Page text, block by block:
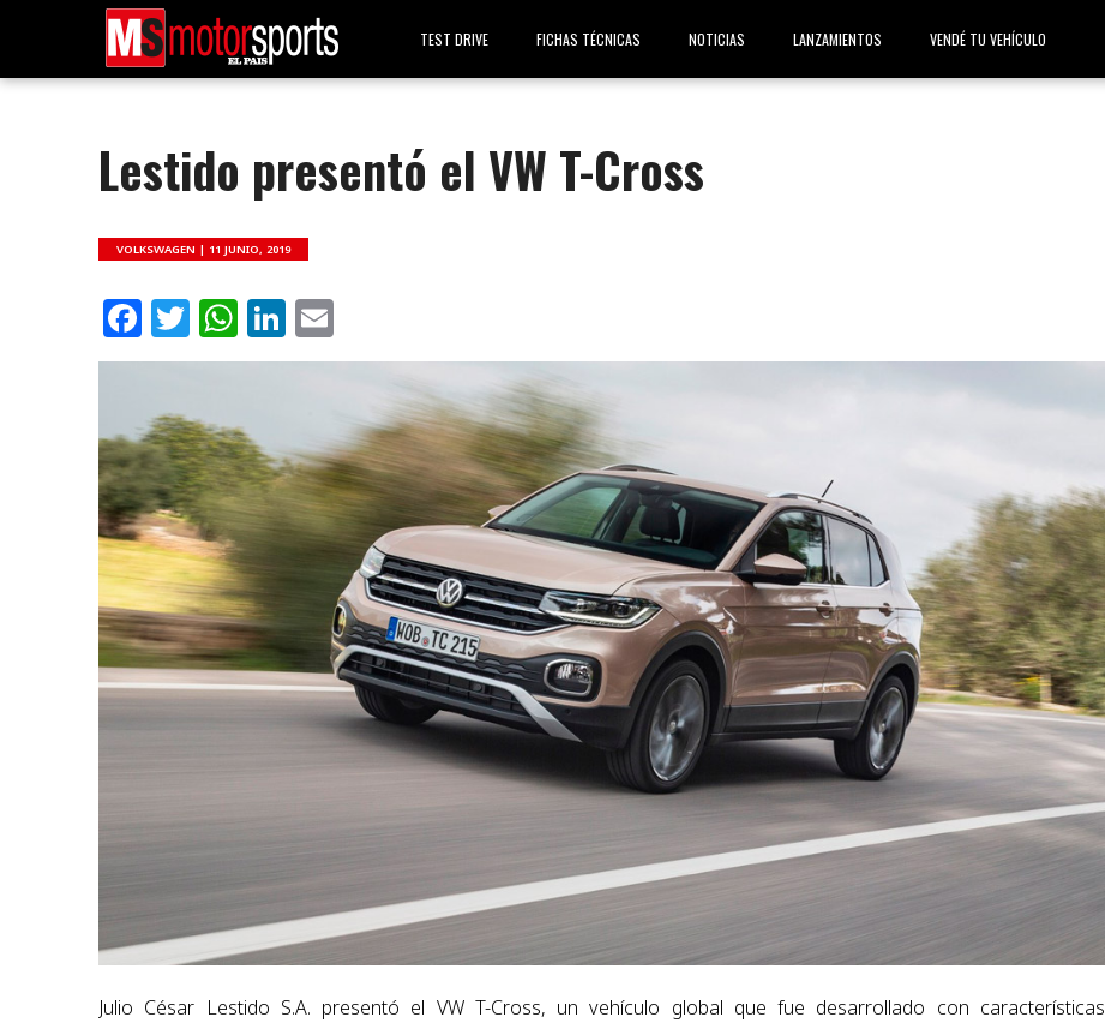
TEST DRIVE FICHAS TÉCNICAS NOTICIAS LANZAMIENTOS VENDÉ TU VEHÍCULO
Lestido presentó el VW T-Cross
VOLKSWAGEN | 11 JUNIO, 2019
Facebook
Twitter
WhatsApp
LinkedIn
Julio César Lestido S.A. presentó el VW T-Cross, un vehículo global que fue desarrollado con características